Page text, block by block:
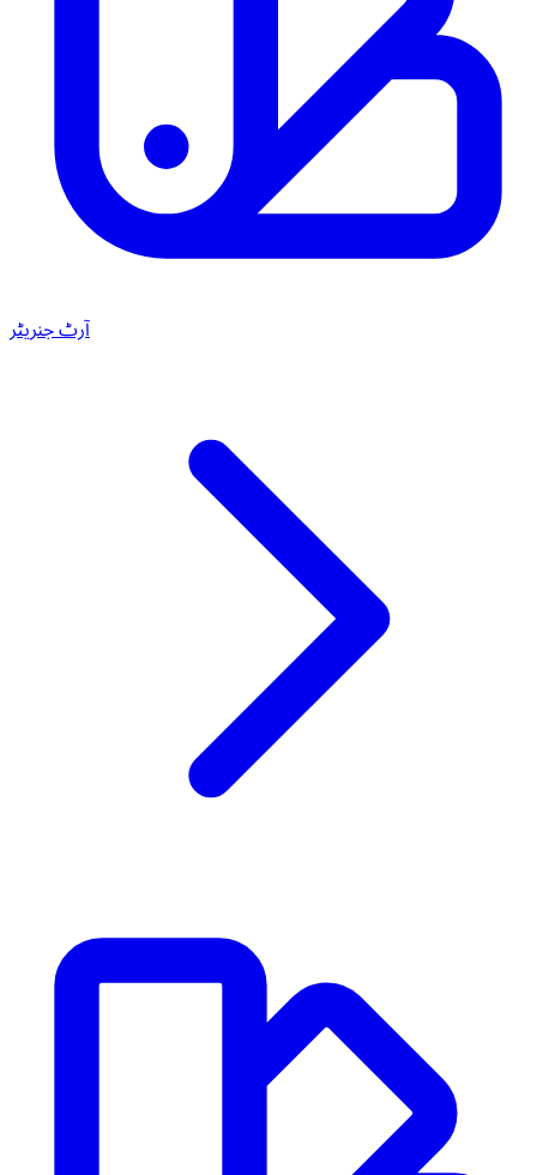
آرٹ جنریٹر